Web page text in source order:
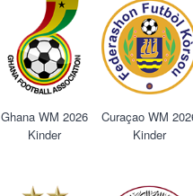
Ghana WM 2026
Kinder
Curaçao WM
Kinder